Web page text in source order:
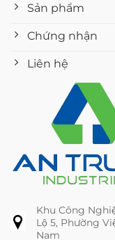
Sản phẩm
Chứng nhận
Liên hệ
Khu Công
Lộ 5, Phường
Nam